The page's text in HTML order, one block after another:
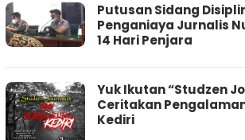
Putusan Sidang
Penganiaya Jurnalis
14 Hari Penjara
Yuk Ikutan “Studzen
Ceritakan
Kediri